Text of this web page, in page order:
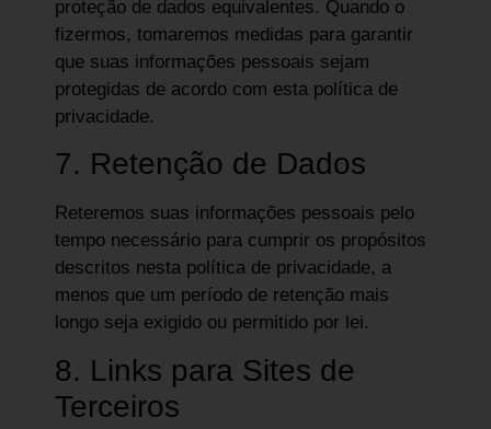
proteção de dados equivalentes. Quando o
fizermos, tomaremos medidas para garantir
que suas informações pessoais sejam
protegidas de acordo com esta política de
privacidade.
7. Retenção de Dados
Reteremos suas informações pessoais pelo
tempo necessário para cumprir os propósitos
descritos nesta política de privacidade, a
menos que um período de retenção mais
longo seja exigido ou permitido por lei.
8. Links para Sites de
Terceiros